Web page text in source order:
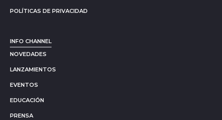
POLÍTICAS DE PRIVACIDAD
INFO CHANNEL
NOVEDADES
LANZAMIENTOS
EVENTOS
EDUCACIÓN
PRENSA